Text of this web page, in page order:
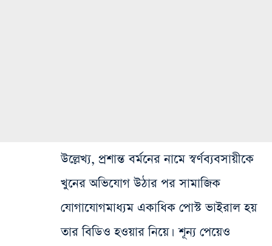
উল্লেখ্য, প্রশান্ত বর্মনের নামে স্বর্ণব্যবসায়ীকে
খুনের অভিযোগ উঠার পর সামাজিক
যোগাযোগমাধ্যম একাধিক পোস্ট ভাইরাল‌ হয়
তার‌ বিডিও‌ হ‌ওয়ার নিয়ে। শূন্য পেয়েও